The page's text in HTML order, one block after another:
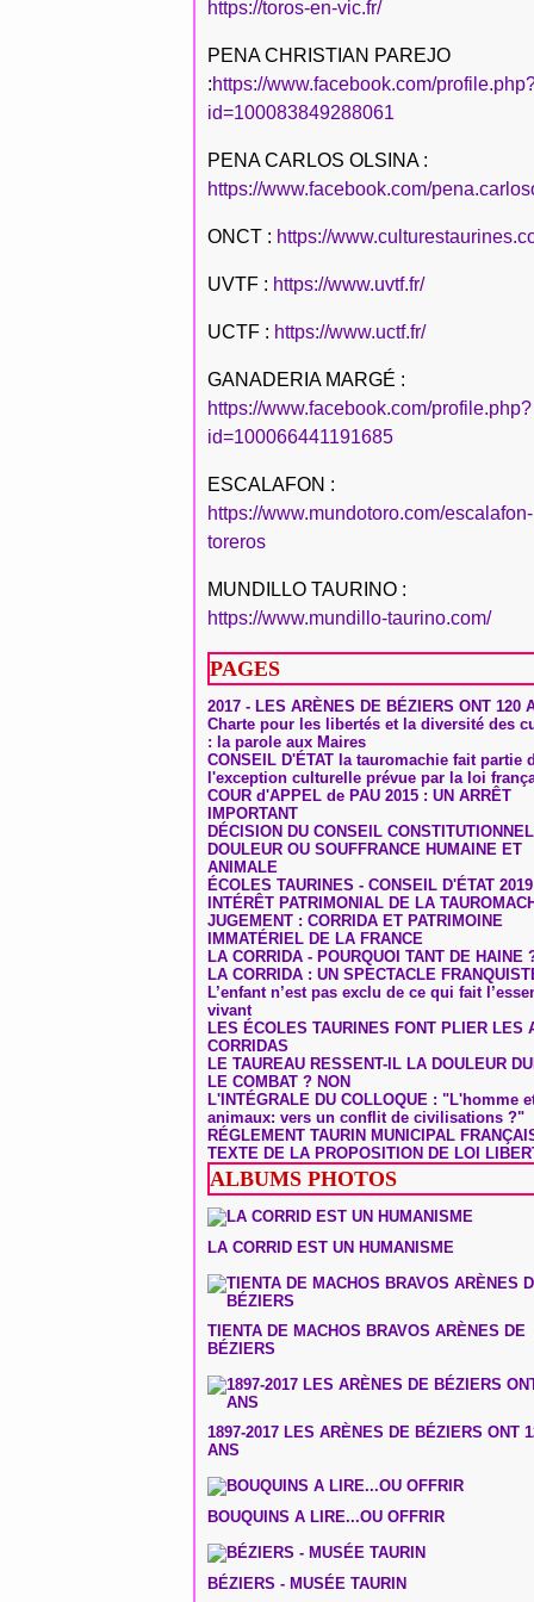
https://toros-en-vic.fr/
PENA CHRISTIAN PAREJO
:https://www.facebook.com/
id=100083849288061
PENA CARLOS OLSINA :
https://www.facebook.com/
ONCT : https://
UVTF : https://www.uvtf.fr/
UCTF : https://www.uctf.fr/
GANADERIA MARGÉ :
https://www.facebook.com/profile.php?
id=100066441191685
ESCALAFON :
https://www.mundotoro.com/escalafon-
toreros
MUNDILLO TAURINO :
https://www.mundillo-taurino.com/
PAGES
2017 - LES ARÈNES DE BÉZIERS ONT 120
Charte pour les libertés et la diversité des
: la parole aux Maires
CONSEIL D'ÉTAT la tauromachie fait partie
l'exception culturelle prévue par la loi
COUR d'APPEL de PAU 2015 : UN ARRÊT
IMPORTANT
DÉCISION DU CONSEIL CONSTITUTIONNEL
DOULEUR OU SOUFFRANCE HUMAINE ET
ANIMALE
ÉCOLES TAURINES - CONSEIL D'ÉTAT 2019
INTÉRÊT PATRIMONIAL DE LA
JUGEMENT : CORRIDA ET PATRIMOINE
IMMATÉRIEL DE LA FRANCE
LA CORRIDA - POURQUOI TANT DE HAINE
LA CORRIDA : UN SPECTACLE
L’enfant n’est pas exclu de ce qui fait
vivant
LES ÉCOLES TAURINES FONT PLIER LES
CORRIDAS
LE TAUREAU RESSENT-IL LA DOULEUR
LE COMBAT ? NON
L'INTÉGRALE DU COLLOQUE : "L'homme
animaux: vers un conflit de civilisations ?"
RÉGLEMENT TAURIN MUNICIPAL
TEXTE DE LA PROPOSITION DE LOI
ALBUMS PHOTOS
LA CORRID EST UN HUMANISME
TIENTA DE MACHOS BRAVOS ARÈNES DE
BÉZIERS
1897-2017 LES ARÈNES DE BÉZIERS ONT
ANS
BOUQUINS A LIRE...OU OFFRIR
BÉZIERS - MUSÉE TAURIN